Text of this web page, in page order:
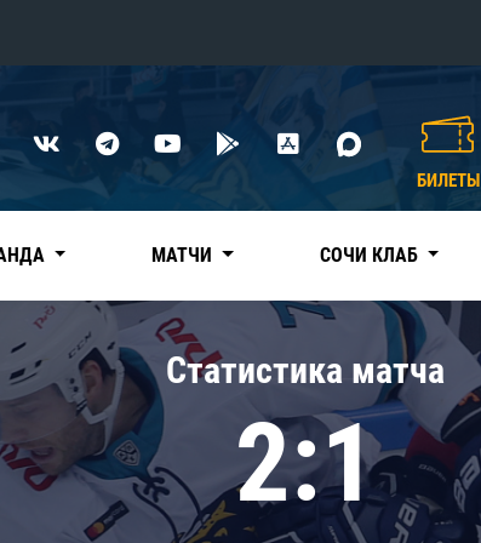
Нефтехимик
Трактор
Дивизион Чернышева
Авангард
Адмирал
КХЛ
БИЛЕТЫ
МАТЧИ СОЧИ КЛАБ
Статистика матча
2:1